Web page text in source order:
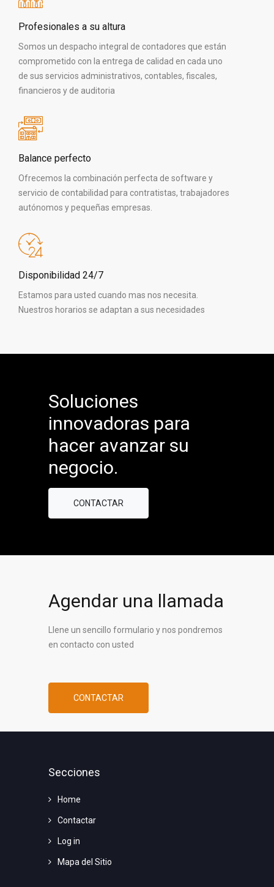
Profesionales a su altura
Somos un despacho integral de contadores que están
comprometido con la entrega de calidad en cada uno
de sus servicios administrativos, contables, fiscales,
financieros y de auditoria
Balance perfecto
Ofrecemos la combinación perfecta de software y
servicio de contabilidad para contratistas, trabajadores
autónomos y pequeñas empresas.
Disponibilidad 24/7
Estamos para usted cuando mas nos necesita.
Nuestros horarios se adaptan a sus necesidades
Soluciones
innovadoras para
hacer avanzar su
negocio.
CONTACTAR
Agendar una llamada
Llene un sencillo formulario y nos pondremos
en contacto con usted
CONTACTAR
Secciones
Home
Contactar
Log in
Mapa del Sitio